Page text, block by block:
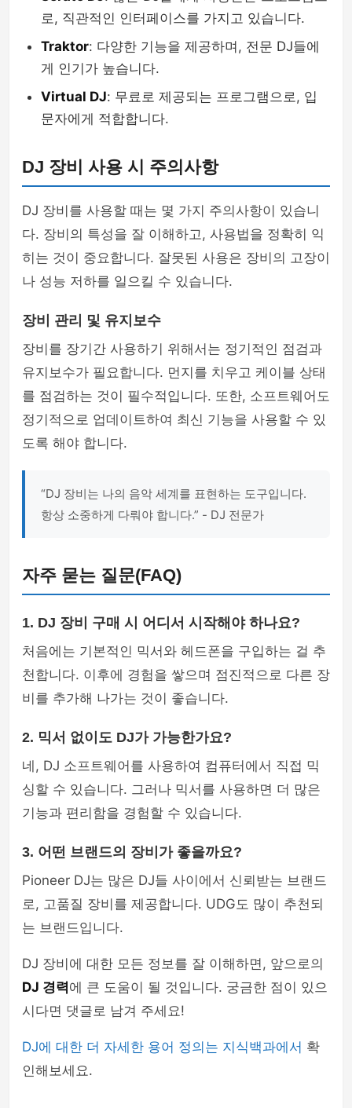
로, 직관적인 인터페이스를 가지고 있습니다.
Traktor: 다양한 기능을 제공하며, 전문 DJ들에
게 인기가 높습니다.
Virtual DJ: 무료로 제공되는 프로그램으로, 입
문자에게 적합합니다.
DJ 장비 사용 시 주의사항
DJ 장비를 사용할 때는 몇 가지 주의사항이 있습니
다. 장비의 특성을 잘 이해하고, 사용법을 정확히 익
히는 것이 중요합니다. 잘못된 사용은 장비의 고장이
나 성능 저하를 일으킬 수 있습니다.
장비 관리 및 유지보수
장비를 장기간 사용하기 위해서는 정기적인 점검과
유지보수가 필요합니다. 먼지를 치우고 케이블 상태
를 점검하는 것이 필수적입니다. 또한, 소프트웨어도
정기적으로 업데이트하여 최신 기능을 사용할 수 있
도록 해야 합니다.
“DJ 장비는 나의 음악 세계를 표현하는 도구입니다.
항상 소중하게 다뤄야 합니다.” - DJ 전문가
자주 묻는 질문(FAQ)
1. DJ 장비 구매 시 어디서 시작해야 하나요?
처음에는 기본적인 믹서와 헤드폰을 구입하는 걸 추
천합니다. 이후에 경험을 쌓으며 점진적으로 다른 장
비를 추가해 나가는 것이 좋습니다.
2. 믹서 없이도 DJ가 가능한가요?
네, DJ 소프트웨어를 사용하여 컴퓨터에서 직접 믹
싱할 수 있습니다. 그러나 믹서를 사용하면 더 많은
기능과 편리함을 경험할 수 있습니다.
3. 어떤 브랜드의 장비가 좋을까요?
Pioneer DJ는 많은 DJ들 사이에서 신뢰받는 브랜드
로, 고품질 장비를 제공합니다. UDG도 많이 추천되
는 브랜드입니다.
DJ 장비에 대한 모든 정보를 잘 이해하면, 앞으로의
DJ 경력에 큰 도움이 될 것입니다. 궁금한 점이 있으
시다면 댓글로 남겨 주세요!
DJ에 대한 더 자세한 용어 정의는 지식백과에서 확
인해보세요.